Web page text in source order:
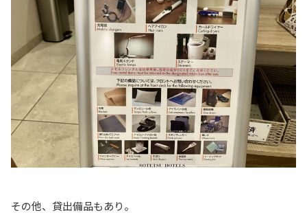
その他、貸出備品もあり。